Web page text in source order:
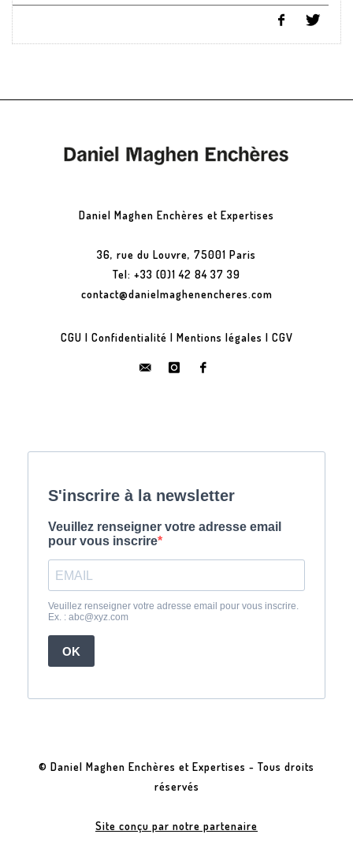
Daniel Maghen Enchères et Expertises
36, rue du Louvre, 75001 Paris
Tel: +33 (0)1 42 84 37 39
contact@danielmaghenencheres.com
CGU | Confidentialité | Mentions légales | CGV
© Daniel Maghen Enchères et Expertises - Tous droits
réservés
Site conçu par notre partenaire